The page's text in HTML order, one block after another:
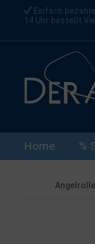
Einfach
14 Uhr bestellt
Home %